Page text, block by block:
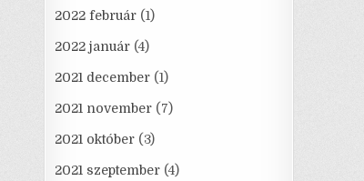
2022 február (1)
2022 január (4)
2021 december (1)
2021 november (7)
2021 október (3)
2021 szeptember (4)